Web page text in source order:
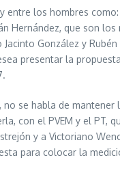
entre los hombres
Hernández, que son los
González y Rubén
presentar la
se habla de mantener
con el PVEM y el PT,
y a Victoriano
para colocar la